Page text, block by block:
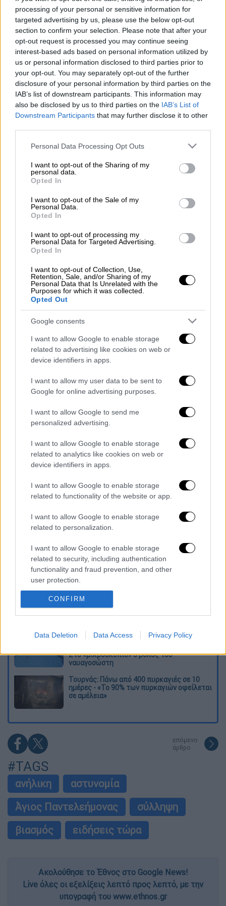
processing of your personal or sensitive information for
targeted advertising by us, please use the below opt-out
section to confirm your selection. Please note that after your
opt-out request is processed you may continue seeing
interest-based ads based on personal information utilized by
us or personal information disclosed to third parties prior to
your opt-out. You may separately opt-out of the further
disclosure of your personal information by third parties on the
IAB’s list of downstream participants. This information may
also be disclosed by us to third parties on the IAB’s List of
Downstream Participants that may further disclose it to other
Please note that this website/app uses one or more Google
not limited to your visit or usage behaviour. You may click to
grant or deny consent to Google and its third-party tags to
use your data for below specified purposes in below Google
consent section.
Personal Data Processing Opt Outs
I want to opt-out of the Sharing of my
personal data.
Opted In
I want to opt-out of the Sale of my
Personal Data.
Opted In
I want to opt-out of processing my
Personal Data for Targeted Advertising.
Opted In
I want to opt-out of Collection, Use,
Retention, Sale, and/or Sharing of my
Personal Data that Is Unrelated with the
Purposes for which it was collected.
Opted Out
Google consents
I want to allow Google to enable storage
related to advertising like cookies on web or
device identifiers in apps.
I want to allow my user data to be sent to
Google for online advertising purposes.
I want to allow Google to send me
personalized advertising.
I want to allow Google to enable storage
related to analytics like cookies on web or
device identifiers in apps.
I want to allow Google to enable storage
related to functionality of the website or app.
I want to allow Google to enable storage
related to personalization.
I want to allow Google to enable storage
related to security, including authentication
functionality and fraud prevention, and other
user protection.
CONFIRM
Data Deletion Data Access Privacy Policy
Προσθέστε το ΕΘΝΟΣ στη Google
Τονβιασμότης από έναν42χρονουπήκοο
Πακιστάν κατήγγειλε στο Τμήμα Ασφαλείας
του Αγίου Παντελεήμοναμια 17χρονη το
βράδυ της Τετάρτης.
Σύμφωνα με την καταγγελία ο δράστης με
τον οποίο διατηρούσε φιλικές σχέσεις την
μαχαιριούτηνανάγκασεναγδυθεί
Στη συνέχεια την
και
τράβηξε
φωτογραφίες
δράστης συνελήφθη, ενώ στο κινητό του
βρέθηκαν και οι επίμαχες φωτογραφίες.
Κατηγορείται για βιασμό και παραβίαση
προσωπικών δεδομένων και για το θύμα έχει
ΟΛΕΣ ΟΙ ΕΙΔΗΣΕΙΣ
Τσίπρας σε ethnos.gr: Αν πάνε στην
κάλπη οι νέοι και οι αναποφάσιστοι, ο
ΣΥΡΙΖΑ θα κερδίσει
Η «γαλάζια» μάχη της Θεσσαλονίκης -
Γιατί ο Μητσοτάκης εστιάζει στη
Από «κόσκινο» περνούν τα νοσοκομεία
μετά τις κάλπες - Ποια τα σχέδια των
κομμάτων για την αξιολόγηση και πώς
θα την κάνουν
αστικές γραμμές λεωφορείων και σε
ποιες περιοχές: Τι ισχύει με τα
ΑΑΔΕ: Ερχεται φοροσαφάρι σε νησιά
και... hot προορισμούς - Ποιοι είναι στο
στόχαστρο
Διαβάστε ακόμη
O στρατηγός ήταν σχιζοφρενής, εμμονικός,
πλησίαζε τα 75 όταν τον αντάμωσε η δόξα –
Εκείνος που άλλαξε την πορεία της
Ιστορίας!
Ελισάβετ Κωνσταντινίδου στο ethnos.gr:
«Κάθε πόλεμος είναι ένας εμφύλιος, όλοι
είμαστε αδέλφια»
Στον εισαγγελέα ο ιδιοκτήτης του beach
Στο «μικροσκόπιο» ο ρόλος του
ναυαγοσώστη
Τουρνάς: Πάνω από 400 πυρκαγιές σε 10
ημέρες - «Το 90% των πυρκαγιών οφείλεται
σε αμέλεια»
επόμενο
άρθρο
#TAGS
ανήλικη
αστυνομία
Άγιος Παντελεήμονας
σύλληψη
βιασμός
ειδήσεις τώρα
Ακολούθησε το Έθνος στο Google News!
Live όλες οι εξελίξεις λεπτό προς λεπτό, με την
υπογραφή του www.ethnos.gr